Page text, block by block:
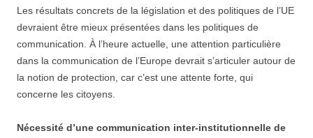
Les résultats concrets de la législation et des politiques de l’UE
devraient être mieux présentées dans les politiques de
communication. À l’heure actuelle, une attention particulière
dans la communication de l’Europe devrait s’articuler autour de
la notion de protection, car c’est une attente forte, qui
concerne les citoyens.
Nécessité d’une communication inter-institutionnelle de